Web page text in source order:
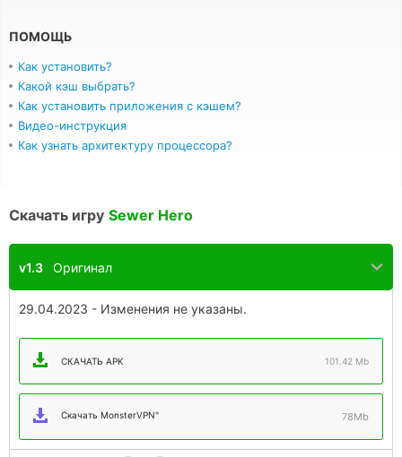
ПОМОЩЬ
Как установить?
Какой кэш выбрать?
Как установить приложения с кэшем?
Видео-инструкция
Как узнать архитектуру процессора?
Скачать игру Sewer Hero
v1.3 Оригинал
29.04.2023 - Изменения не указаны.
СКАЧАТЬ APK 101.42 Mb
Скачать MonsterVPN" 78Mb